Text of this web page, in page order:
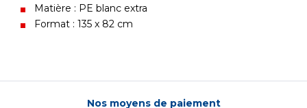
Matière : PE blanc extra
Format : 135 x 82 cm
Nos moyens de paiement